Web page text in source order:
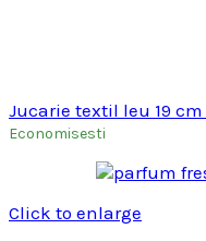
Jucarie textil leu 19 cm
Economisesti
Click to enlarge